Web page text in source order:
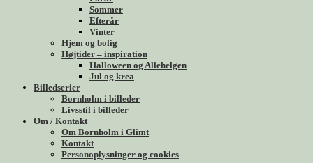
Sommer
Efterår
Vinter
Hjem og bolig
Højtider – inspiration
Halloween og Allehelgen
Jul og krea
Billedserier
Bornholm i billeder
Livsstil i billeder
Om / Kontakt
Om Bornholm i Glimt
Kontakt
Personoplysninger og cookies